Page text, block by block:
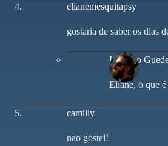
elianemesquitapsy
gostaria de saber os dias
Leandro
Eliane, o que
camilly
nao gostei!